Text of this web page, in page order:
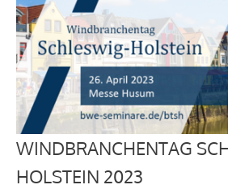
WINDBRANCHENTAG
HOLSTEIN 2023